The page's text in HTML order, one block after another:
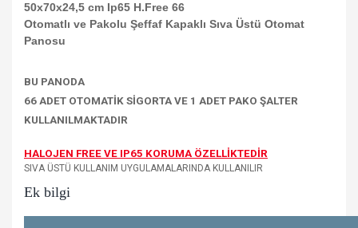
50x70x24,5 cm Ip65 H.Free 66
Otomatlı ve Pakolu Şeffaf Kapaklı Sıva Üstü Otomat
Panosu
BU PANODA
66 ADET OTOMATİK SİGORTA VE 1 ADET PAKO ŞALTER
KULLANILMAKTADIR
HALOJEN FREE VE IP65 KORUMA ÖZELLİKTEDİR
SIVA ÜSTÜ KULLANIM UYGULAMALARINDA KULLANILIR
Ek bilgi